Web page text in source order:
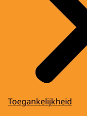
Toegankelijkheid